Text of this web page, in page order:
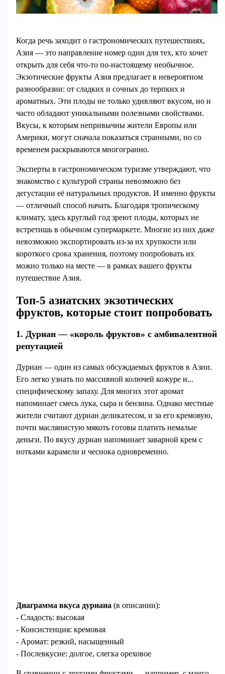
Когда речь заходит о гастрономических путешествиях,
Азия — это направление номер один для тех, кто хочет
открыть для себя что-то по-настоящему необычное.
Экзотические фрукты Азия предлагает в невероятном
разнообразии: от сладких и сочных до терпких и
ароматных. Эти плоды не только удивляют вкусом, но и
часто обладают уникальными полезными свойствами.
Вкусы, к которым непривычны жители Европы или
Америки, могут сначала показаться странными, но со
временем раскрываются многогранно.
Эксперты в гастрономическом туризме утверждают, что
знакомство с культурой страны невозможно без
дегустации её натуральных продуктов. И именно фрукты
— отличный способ начать. Благодаря тропическому
климату, здесь круглый год зреют плоды, которых не
встретишь в обычном супермаркете. Многие из них даже
невозможно экспортировать из-за их хрупкости или
короткого срока хранения, поэтому попробовать их
можно только на месте — в рамках вашего фрукты
путешествие Азия.
Топ-5 азиатских экзотических
фруктов, которые стоит попробовать
1. Дуриан — «король фруктов» с амбивалентной
репутацией
Дуриан — один из самых обсуждаемых фруктов в Азии.
Его легко узнать по массивной колючей кожуре и...
специфическому запаху. Для многих этот аромат
напоминает смесь лука, сыра и бензина. Однако местные
жители считают дуриан деликатесом, и за его кремовую,
почти маслянистую мякоть готовы платить немалые
деньги. По вкусу дуриан напоминает заварной крем с
нотками карамели и чеснока одновременно.
Диаграмма вкуса дуриана (в описании):
- Сладость: высокая
- Консистенция: кремовая
- Аромат: резкий, насыщенный
- Послевкусие: долгое, слегка ореховое